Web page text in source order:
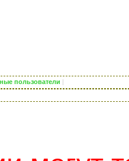
пользователи |